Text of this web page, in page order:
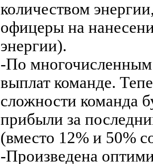
количеством
офицеры на
энергии).
-По
выплат команде.
сложности команда
прибыли за
(вместо 12% и 50%
-Произведена